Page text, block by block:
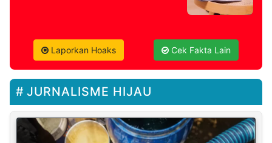
Laporkan Hoaks Cek Fakta Lain
JURNALISME HIJAU